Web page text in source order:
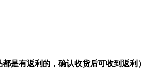
都是有返利的， 确认收货后可收到返利 ）